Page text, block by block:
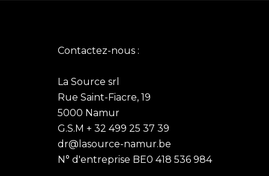
Contactez-nous :
La Source srl
Rue Saint-Fiacre, 19
5000 Namur
G.S.M + 32 499 25 37 39
dr@lasource-namur.be
N° d'entreprise BE0 418 536 984